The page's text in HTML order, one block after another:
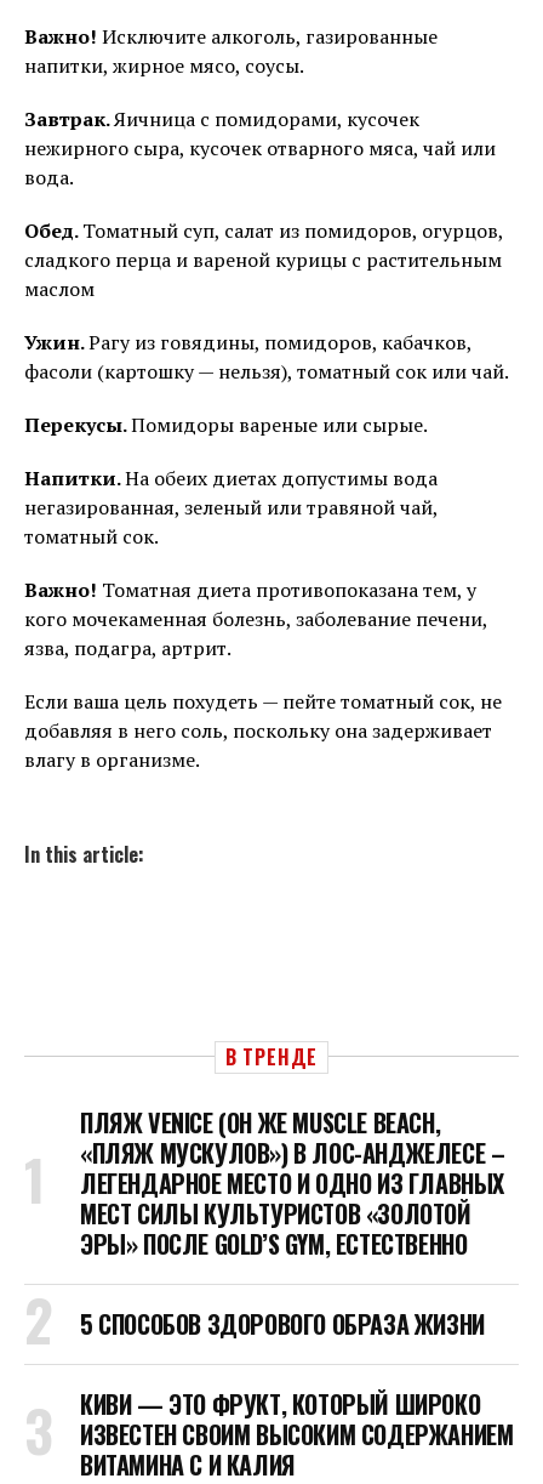
Важно! Исключите алкоголь, газированные
напитки, жирное мясо, соусы.
Завтрак.Яичница с помидорами, кусочек
нежирного сыра, кусочек отварного мяса, чай или
вода.
Обед.Томатный суп, салат из помидоров, огурцов,
сладкого перца и вареной курицы с растительным
маслом
Ужин.Рагу из говядины, помидоров, кабачков,
фасоли (картошку — нельзя), томатный сок или чай.
Перекусы.Помидоры вареные или сырые.
Напитки.На обеих диетах допустимы вода
негазированная, зеленый или травяной чай,
томатный сок.
Важно! Томатная диета противопоказана тем, у
кого мочекаменная болезнь, заболевание печени,
язва, подагра, артрит.
Если ваша цель похудеть — пейте томатный сок, не
добавляя в него соль, поскольку она задерживает
влагу в организме.
In this article:
В ТРЕНДЕ
ПЛЯЖ VENICE (ОН ЖЕ MUSCLE BEACH,
«ПЛЯЖ МУСКУЛОВ») В ЛОС-АНДЖЕЛЕСЕ –
ЛЕГЕНДАРНОЕ МЕСТО И ОДНО ИЗ ГЛАВНЫХ
МЕСТ СИЛЫ КУЛЬТУРИСТОВ «ЗОЛОТОЙ
ЭРЫ» ПОСЛЕ GOLD’S GYM, ЕСТЕСТВЕННО
5 СПОСОБОВ ЗДОРОВОГО ОБРАЗА ЖИЗНИ
КИВИ — ЭТО ФРУКТ, КОТОРЫЙ ШИРОКО
ИЗВЕСТЕН СВОИМ ВЫСОКИМ СОДЕРЖАНИЕМ
ВИТАМИНА C И КАЛИЯ